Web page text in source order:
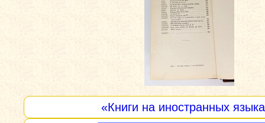
«Книги на иностранных